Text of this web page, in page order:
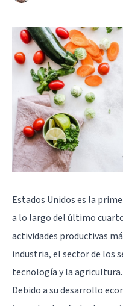
Estados Unidos es la
a lo largo del último
actividades productivas
industria, el sector de los
tecnología y la agricultura.
Debido a su desarrollo